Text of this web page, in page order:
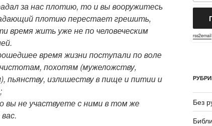
за нас плотию, то и вы вооружитесь
плотию перестает грешить,
время жить уже не по человеческим
время жизни поступали по воле
похотям (мужеложству,
пьянству, излишеству в пище и питии и
вы не участвуете с ними в том же
rss2email
Без